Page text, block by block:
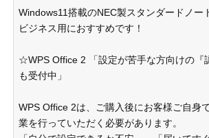
Windows11搭載のNEC製スタンダードノー
ビジネス用におすすめです！
☆WPS Office 2 「設定が苦手な方向けの『
も受付中」
WPS Office 2は、ご購入後にお客様ご自身
業を行っていただく必要があります。